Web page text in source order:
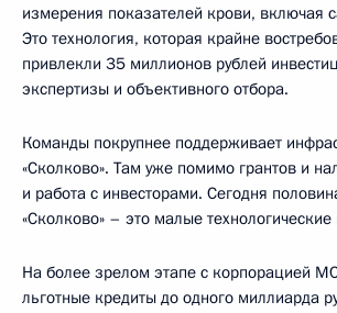
измерения показателей крови, включая
Это технология, которая крайне
привлекли 35 миллионов рублей
экспертизы и объективного отбора.
Команды покрупнее поддерживает
«Сколково». Там уже помимо грантов и
и работа с инвесторами. Сегодня
«Сколково» – это малые
На более зрелом этапе с корпорацией
льготные кредиты до одного миллиарда